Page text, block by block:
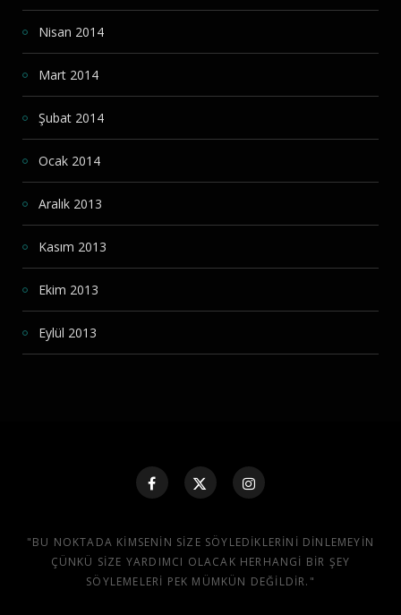
Nisan 2014
Mart 2014
Şubat 2014
Ocak 2014
Aralık 2013
Kasım 2013
Ekim 2013
Eylül 2013
"BU NOKTADA KIMSENIN SIZE SÖYLEDIKLERINI DINLEMEYIN
ÇÜNKÜ SIZE YARDIMCI OLACAK HERHANGI BIR ŞEY
SÖYLEMELERI PEK MÜMKÜN DEĞILDIR."